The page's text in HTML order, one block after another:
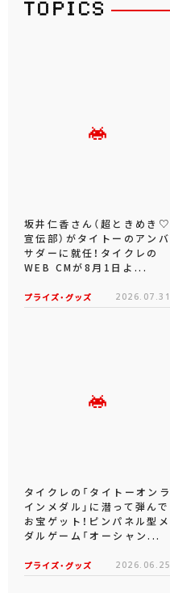
坂井仁香さん（超ときめき♡
宣伝部）がタイトーのアンバ
サダーに就任！タイクレの
WEB CMが8月1日よ...
プライズ・グッズ 2026.07.31
タイクレの「タイトーオンラ
インメダル」に潜って弾んで
お宝ゲット！ピンパネル型メ
ダルゲーム「オーシャン...
プライズ・グッズ 2026.06.25